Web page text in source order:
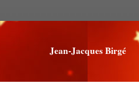
Jean-Jacques Birgé